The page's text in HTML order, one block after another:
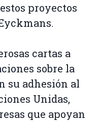
proyectos
cartas a
sobre la
su adhesión al
Unidas,
que apoyan